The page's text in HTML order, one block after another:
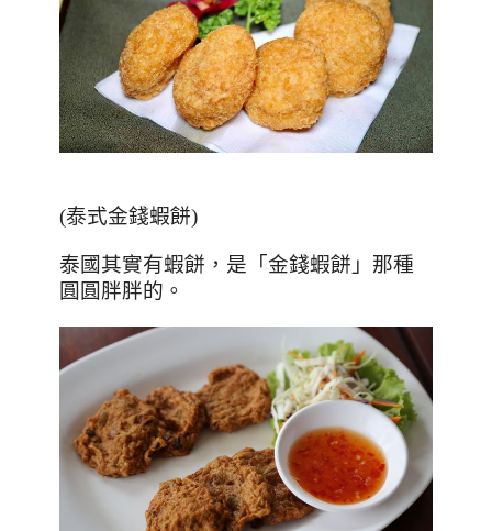
(泰式金錢蝦餅)
泰國其實有蝦餅，是「金錢蝦餅」那種
圓圓胖胖的。